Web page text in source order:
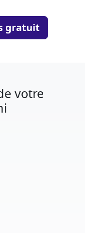
gratuit
votre